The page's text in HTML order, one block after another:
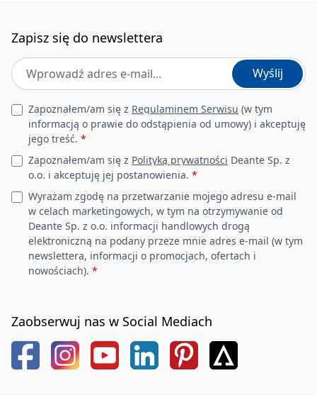
Zapisz się do newslettera
Adres e-mail *
Wyślij
Leave this field empty
Zapoznałem/am się z Regulaminem Serwisu (w tym
informacją o prawie do odstąpienia od umowy) i akceptuję
jego treść. *
Zapoznałem/am się z Polityką prywatności Deante Sp. z
o.o. i akceptuję jej postanowienia. *
Wyrażam zgodę na przetwarzanie mojego adresu e-mail
w celach marketingowych, w tym na otrzymywanie od
Deante Sp. z o.o. informacji handlowych drogą
elektroniczną na podany przeze mnie adres e-mail (w tym
newslettera, informacji o promocjach, ofertach i
nowościach). *
Zaobserwuj nas w Social Mediach